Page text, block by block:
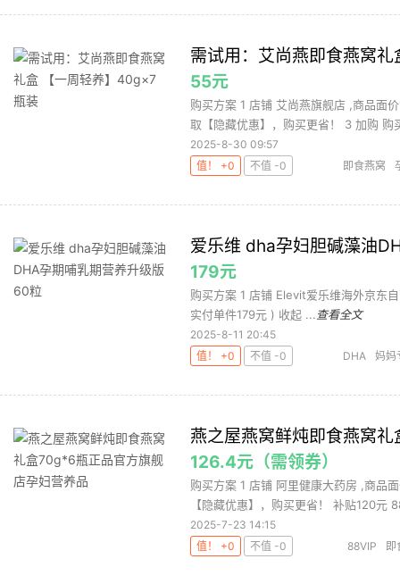
需试用：艾尚燕即食燕窝
55元
购买方案 1 店铺 艾尚燕旗舰店 ,商品面
取【隐藏优惠】，购买更省！ 3 加购 购
2025-8-30 09:57
值！ +0
不值 -0 即食燕窝
爱乐维 dha孕妇胆碱藻油
179元
购买方案 1 店铺 Elevit爱乐维海外京东
实付单件179元 ) 收起 ... 查看全文
2025-8-11 20:45
值！ +0
不值 -0 DHA 妈妈
燕之屋燕窝鲜炖即食燕窝
126.4元（需领券）
购买方案 1 店铺 阿里健康大药房 ,商品
【隐藏优惠】，购买更省！ 补贴120元
2025-7-23 14:15
值！ +0
不值 -0 88VIP
即